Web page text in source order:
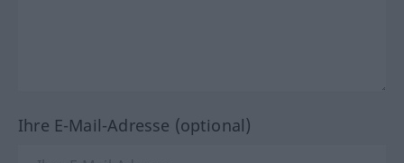
Ihre E-Mail-Adresse (optional)